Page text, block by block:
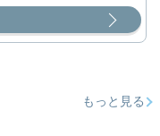
もっと見る